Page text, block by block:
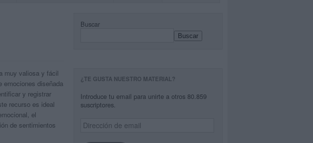
muy valiosa y fácil
emociones diseñada
y registrar
recurso es ideal
el
de sentimientos
Buscar
Buscar
¿TE GUSTA NUESTRO MATERIAL?
Introduce tu email para unirte a otros 80.859
suscriptores.
Dirección
de